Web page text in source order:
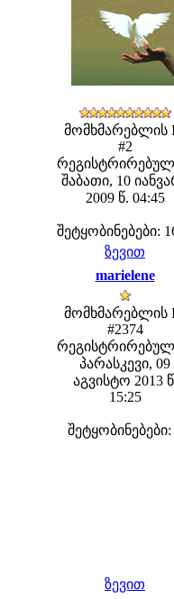
მომხმარებლის
#2
შაბათი, 10
2009 წ. 04:45
შეტყობინებები:
ზევით
marielene
მომხმარებლის
#2374
პარასკევი, 09
აგვისტო 2013
15:25
შეტყობინებები:
ზევით